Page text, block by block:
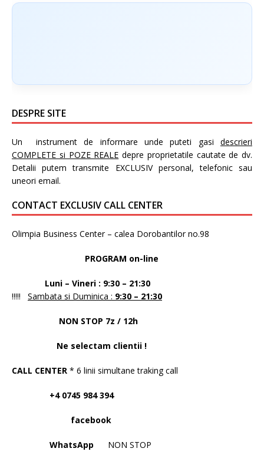
DESPRE SITE
Un instrument de informare unde puteti gasi descrieri
COMPLETE si POZE REALE depre proprietatile cautate de dv.
Detalii putem transmite EXCLUSIV personal, telefonic sau
uneori email.
CONTACT EXCLUSIV CALL CENTER
Olimpia Business Center – calea Dorobantilor no.98
PROGRAM on-line
Luni – Vineri : 9:30 – 21:30
!!!!! Sambata si Duminica : 9:30 – 21:30
NON STOP 7z / 12h
Ne selectam clientii !
CALL CENTER * 6 linii simultane traking call
+4 0745 984 394
facebook
WhatsApp NON STOP